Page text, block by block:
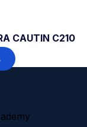
CAUTIN C210